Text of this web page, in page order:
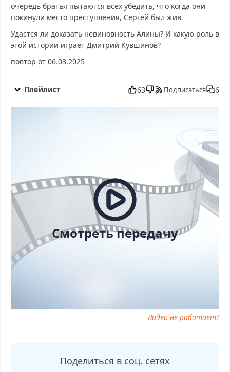
очередь братья пытаются всех убедить, что когда они
покинули место преступления, Сергей был жив.
Удастся ли доказать невиновность Алины? И какую роль в
этой истории играет Дмитрий Кувшинов?
повтор от 06.03.2025
Мужское/женское от 29.08.2025 смотреть онлайн, Мужское/
женское от 29.08.2025 последний выпуск, Мужское/женское от
выпуск онлайн, Мужское/женское от 29.08.2025 эфир, Мужское/
женское от 29.08.2025 прямо сейчас, Мужское/женское от
29.08.2025 телепередача, прямой эфир Мужское/женское от
29.08.2025 онлайн бесплатно, программа Мужское/женское от
29.08.2025, смотреть Мужское/женское от 29.08.2025 онлайн,
самое интересное в Мужское/женское от 29.08.2025, Мужское/
женское от 29.08.2025 смотреть сегодня, смотреть онлайн
Мужское/женское от 29.08.2025, ток шоу Мужское/женское от
29.08.2025, смотреть программу Мужское/женское от
29.08.2025
Плейлист 63 Подписаться 6
Смотреть передачу
Видео не работает?
Поделиться в соц. сетях